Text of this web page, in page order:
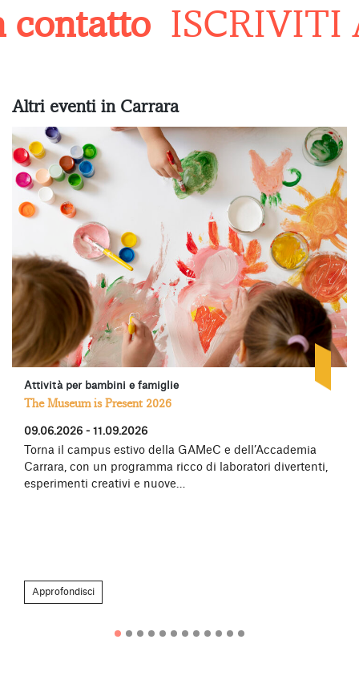
ISCRIVITI
Altri eventi in Carrara
Attività per bambini e famiglie
The Museum is Present 2026
09.06.2026 - 11.09.2026
Torna il campus estivo della GAMeC e dell’Accademia
Carrara, con un programma ricco di laboratori divertenti,
esperimenti creativi e nuove…
Approfondisci